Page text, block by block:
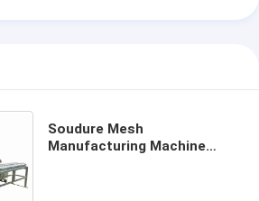
Soudure Mesh
Manufacturing Machine